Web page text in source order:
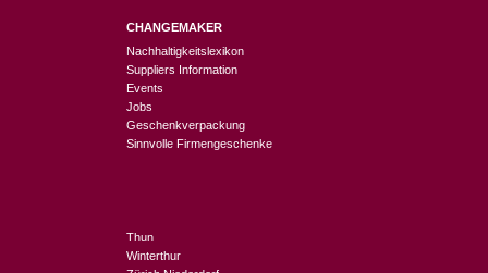
CHANGEMAKER
Nachhaltigkeitslexikon
Suppliers Information
Events
Jobs
Geschenkverpackung
Sinnvolle Firmengeschenke
Thun
Winterthur